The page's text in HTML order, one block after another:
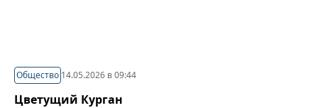
Общество 14.05.2026 в 09:44
Цветущий Курган